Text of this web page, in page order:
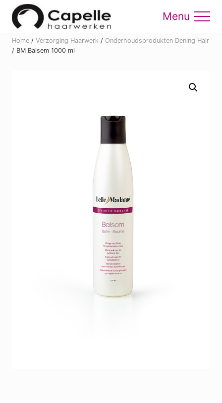
Menu
Skip
content
Skip
Menu
Home / Verzorging Haarwerk / Onderhoudsprodukten Dening Hair
/ BM Balsem 1000 ml